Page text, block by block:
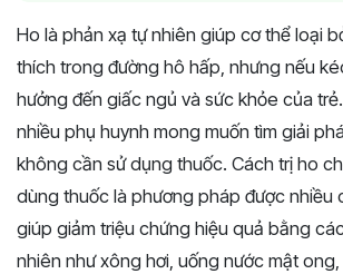
Ho là phản xạ tự nhiên giúp cơ thể loại
thích trong đường hô hấp, nhưng nếu
hưởng đến giấc ngủ và sức khỏe của
nhiều phụ huynh mong muốn tìm giải
không cần sử dụng thuốc. Cách trị ho
dùng thuốc là phương pháp được nhiều
giúp giảm triệu chứng hiệu quả bằng
nhiên như xông hơi, uống nước mật